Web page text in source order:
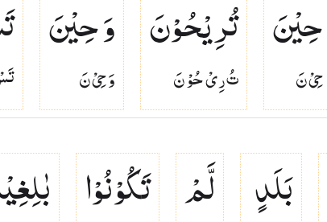
حِیْنَ
حِىْ نَ
تُرِیْحُوْنَ
تُ رِىْ حُوْ نَ
وَ حِیْنَ
وَ حِىْ نَ
بَلَدٍ لَّمْ تَكُوْنُوْا